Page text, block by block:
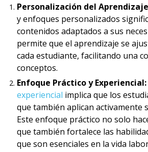
Personalización del
y enfoques personalizados
contenidos adaptados a sus
permite que el aprendizaje se
cada estudiante, facilitando una
conceptos.
Enfoque Práctico y Experiencial:
experiencial implica que los
que también aplican activamente
Este enfoque práctico no solo
que también fortalece las
que son esenciales en la vida